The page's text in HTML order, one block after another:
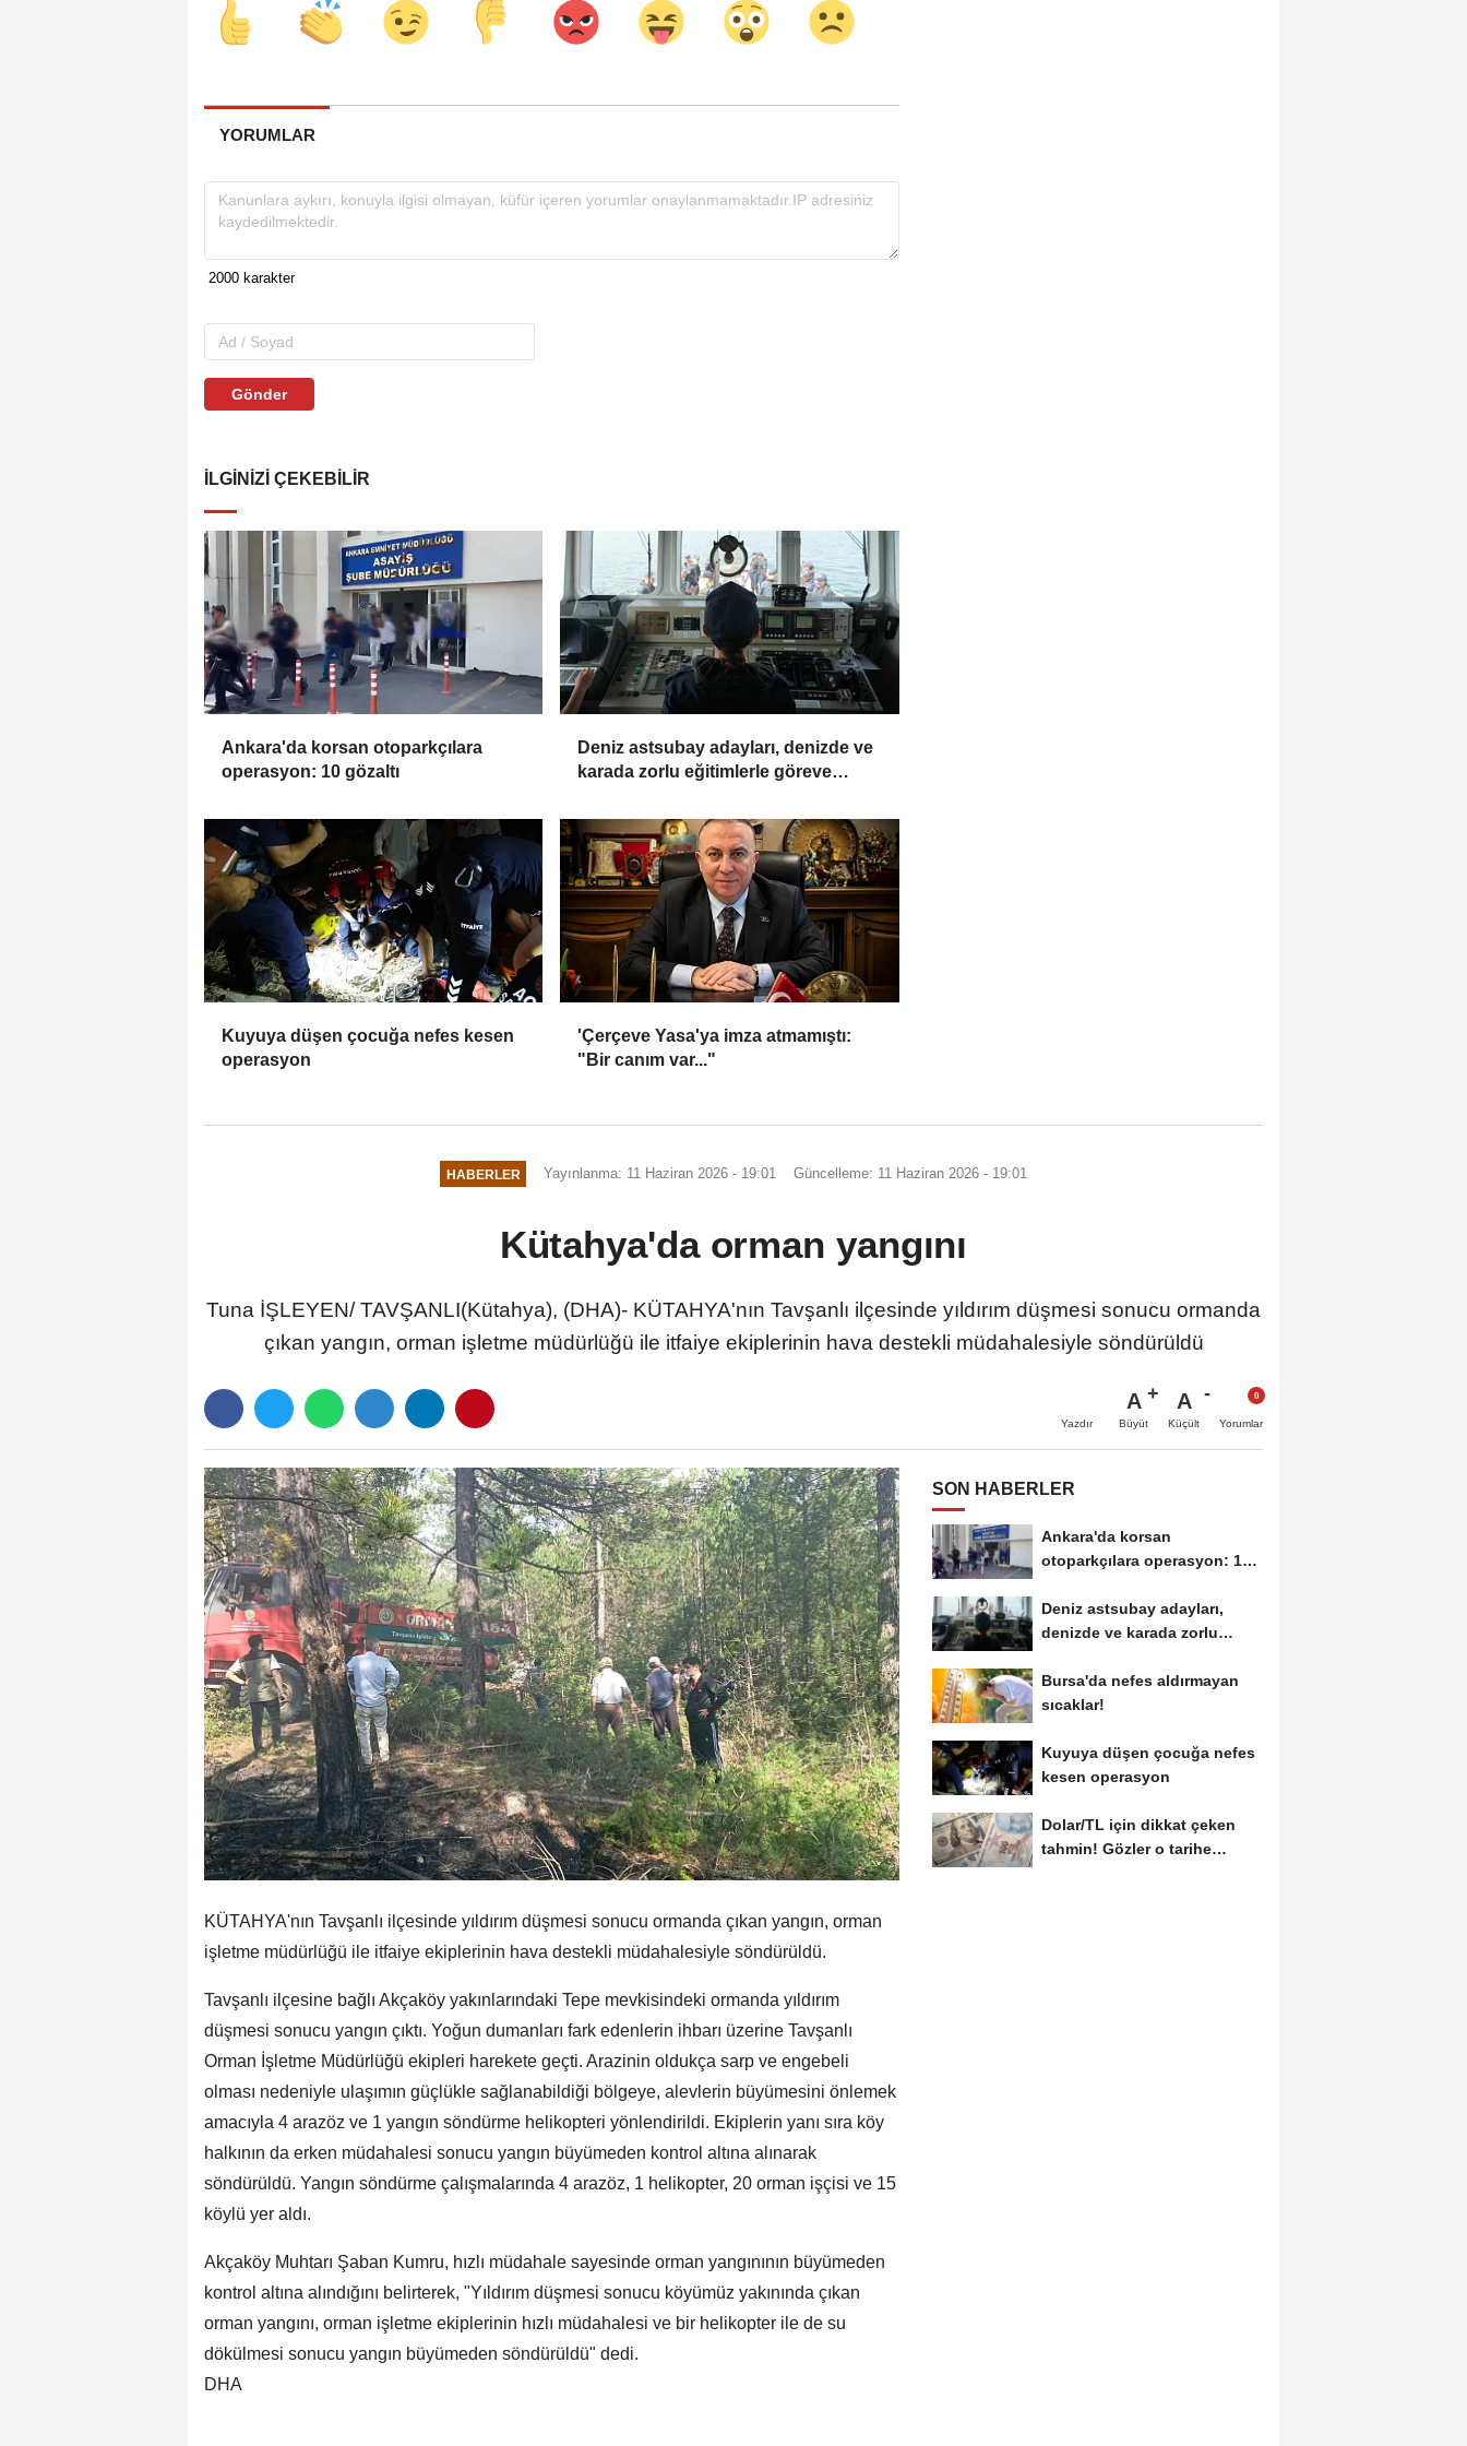
YORUMLAR
Gönder
İLGINIZI ÇEKEBILIR
Ankara'da korsan otoparkçılara
operasyon: 10 gözaltı
Deniz astsubay adayları, denizde ve
karada zorlu eğitimlerle göreve
Kuyuya düşen çocuğa nefes kesen
operasyon
'Çerçeve Yasa'ya imza atmamıştı:
"Bir canım var..."
HABERLER Yayınlanma: 11 Haziran 2026 - 19:01 Güncelleme: 11 Haziran 2026 - 19:01
Kütahya'da orman yangını
Tuna İŞLEYEN/ TAVŞANLI(Kütahya), (DHA)- KÜTAHYA'nın Tavşanlı ilçesinde yıldırım düşmesi sonucu ormanda
çıkan yangın, orman işletme müdürlüğü ile itfaiye ekiplerinin hava destekli müdahalesiyle söndürüldü
Yazdır
A
Büyüt
A
Küçült Yorumlar
KÜTAHYA'nın Tavşanlı ilçesinde yıldırım düşmesi sonucu ormanda çıkan yangın, orman
işletme müdürlüğü ile itfaiye ekiplerinin hava destekli müdahalesiyle söndürüldü.
Tavşanlı ilçesine bağlı Akçaköy yakınlarındaki Tepe mevkisindeki ormanda yıldırım
düşmesi sonucu yangın çıktı. Yoğun dumanları fark edenlerin ihbarı üzerine Tavşanlı
Orman İşletme Müdürlüğü ekipleri harekete geçti. Arazinin oldukça sarp ve engebeli
olması nedeniyle ulaşımın güçlükle sağlanabildiği bölgeye, alevlerin büyümesini önlemek
amacıyla 4 arazöz ve 1 yangın söndürme helikopteri yönlendirildi. Ekiplerin yanı sıra köy
halkının da erken müdahalesi sonucu yangın büyümeden kontrol altına alınarak
söndürüldü. Yangın söndürme çalışmalarında 4 arazöz, 1 helikopter, 20 orman işçisi ve 15
köylü yer aldı.
Akçaköy Muhtarı Şaban Kumru, hızlı müdahale sayesinde orman yangınının büyümeden
kontrol altına alındığını belirterek, "Yıldırım düşmesi sonucu köyümüz yakınında çıkan
orman yangını, orman işletme ekiplerinin hızlı müdahalesi ve bir helikopter ile de su
dökülmesi sonucu yangın büyümeden söndürüldü" dedi.
DHA
SON HABERLER
Ankara'da korsan
otoparkçılara operasyon: 10
Deniz astsubay adayları,
denizde ve karada zorlu
Bursa'da nefes aldırmayan
sıcaklar!
Kuyuya düşen çocuğa nefes
kesen operasyon
Dolar/TL için dikkat çeken
tahmin! Gözler o tarihe